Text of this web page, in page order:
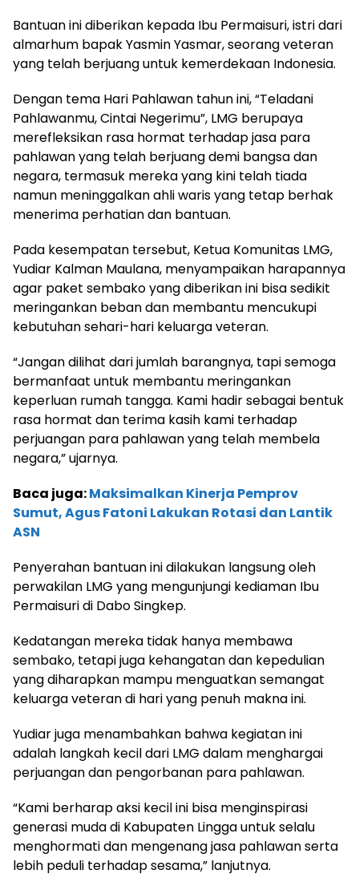
Bantuan ini diberikan kepada Ibu Permaisuri, istri dari
almarhum bapak Yasmin Yasmar, seorang veteran
yang telah berjuang untuk kemerdekaan Indonesia.
Dengan tema Hari Pahlawan tahun ini, “Teladani
Pahlawanmu, Cintai Negerimu”, LMG berupaya
merefleksikan rasa hormat terhadap jasa para
pahlawan yang telah berjuang demi bangsa dan
negara, termasuk mereka yang kini telah tiada
namun meninggalkan ahli waris yang tetap berhak
menerima perhatian dan bantuan.
Pada kesempatan tersebut, Ketua Komunitas LMG,
Yudiar Kalman Maulana, menyampaikan harapannya
agar paket sembako yang diberikan ini bisa sedikit
meringankan beban dan membantu mencukupi
kebutuhan sehari-hari keluarga veteran.
“Jangan dilihat dari jumlah barangnya, tapi semoga
bermanfaat untuk membantu meringankan
keperluan rumah tangga. Kami hadir sebagai bentuk
rasa hormat dan terima kasih kami terhadap
perjuangan para pahlawan yang telah membela
negara,” ujarnya.
Baca juga:Maksimalkan Kinerja Pemprov
Sumut, Agus Fatoni Lakukan Rotasi dan Lantik
ASN
Penyerahan bantuan ini dilakukan langsung oleh
perwakilan LMG yang mengunjungi kediaman Ibu
Permaisuri di Dabo Singkep.
Kedatangan mereka tidak hanya membawa
sembako, tetapi juga kehangatan dan kepedulian
yang diharapkan mampu menguatkan semangat
keluarga veteran di hari yang penuh makna ini.
Yudiar juga menambahkan bahwa kegiatan ini
adalah langkah kecil dari LMG dalam menghargai
perjuangan dan pengorbanan para pahlawan.
“Kami berharap aksi kecil ini bisa menginspirasi
generasi muda di Kabupaten Lingga untuk selalu
menghormati dan mengenang jasa pahlawan serta
lebih peduli terhadap sesama,” lanjutnya.